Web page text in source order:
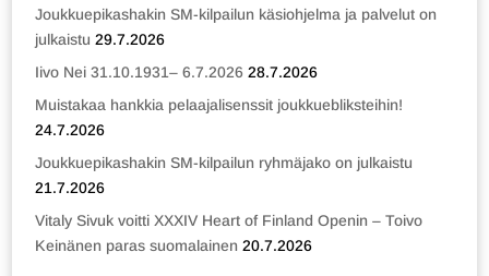
Joukkuepikashakin SM-kilpailun käsiohjelma ja palvelut on
julkaistu 29.7.2026
Iivo Nei 31.10.1931– 6.7.2026 28.7.2026
Muistakaa hankkia pelaajalisenssit joukkuebliksteihin!
24.7.2026
Joukkuepikashakin SM-kilpailun ryhmäjako on julkaistu
21.7.2026
Vitaly Sivuk voitti XXXIV Heart of Finland Openin – Toivo
Keinänen paras suomalainen 20.7.2026